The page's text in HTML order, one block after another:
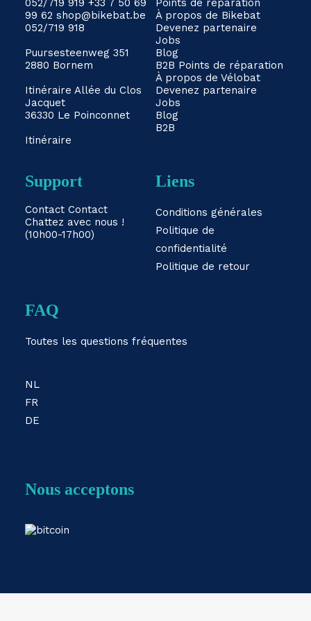
052/719 919 +33 7 50 69
99 62 shop@bikebat.be
052/719 918
Puursesteenweg 351
2880 Bornem
Itinéraire Allée du Clos
Jacquet
36330 Le Poinconnet
Itinéraire
Points de réparation
À propos de Bikebat
Devenez partenaire
Jobs
Blog
B2B Points de réparation
À propos de Vélobat
Devenez partenaire
Jobs
Blog
B2B
Support
Contact Contact
Chattez avec nous !
(10h00-17h00)
Liens
Conditions générales
Politique de
confidentialité
Politique de retour
FAQ
Toutes les questions fréquentes
NL
FR
DE
Nous acceptons